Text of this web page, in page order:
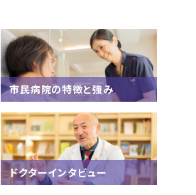
市民病院の特徴と強み
ドクターインタビュー